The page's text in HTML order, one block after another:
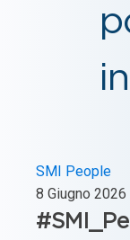
SMI People
8 Giugno 2026